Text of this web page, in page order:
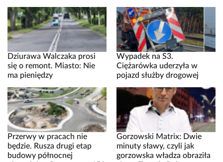
Dziurawa Walczaka prosi
się o remont. Miasto: Nie
ma pieniędzy
Wypadek na S3.
Ciężarówka uderzyła w
pojazd służby drogowej
Przerwy w pracach nie
będzie. Rusza drugi etap
budowy północnej
Gorzowski Matrix: Dwie
minuty sławy, czyli jak
gorzowska władza obraziła